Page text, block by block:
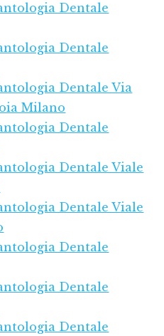
Dentale
Dentale
Dentale Via
Milano
Dentale
Dentale Viale
Dentale Viale
Dentale
Dentale
Dentale